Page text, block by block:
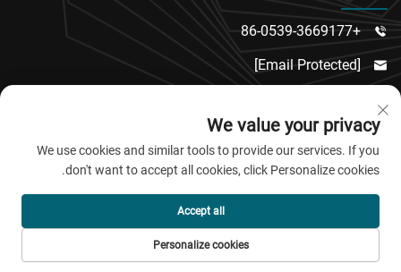

+86-0539-3669177

[email Protected]

مقاطعة لينكو، مدينة وييفانغ، مقاطعة شاندونغ
حقوق النشر © 2026 شركة تشينغداو جياو باو للمواد الجديدة
المحدودة. جميع الحقوق محفوظة.
سياسة الخصوصية
We value your privacy
We use cookies and similar tools to provide our services. If you
don't want to accept all cookies, click Personalize cookies.
Personalize cookies
Accept all